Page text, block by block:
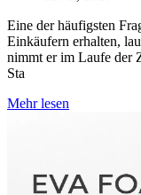
Eine der häufigsten
Einkäufern erhalten,
nimmt er im Laufe der
Sta
Mehr lesen